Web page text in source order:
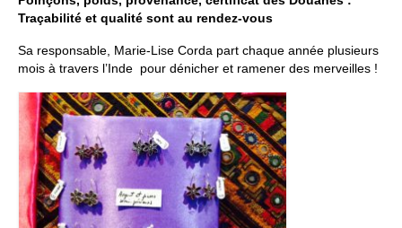
Traçabilité et qualité sont au rendez-vous
Sa responsable, Marie-Lise Corda part chaque année plusieurs
mois à travers l’Inde pour dénicher et ramener des merveilles !